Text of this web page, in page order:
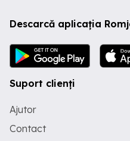
Descarcă aplicația
Suport clienți
Ajutor
Contact